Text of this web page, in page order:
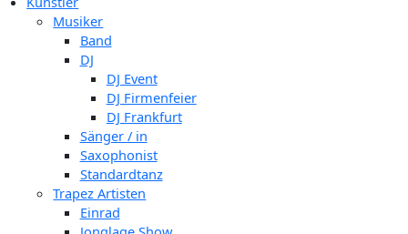
Musiker
Band
DJ
DJ Event
DJ Firmenfeier
DJ Frankfurt
Sänger / in
Saxophonist
Standardtanz
Trapez Artisten
Einrad